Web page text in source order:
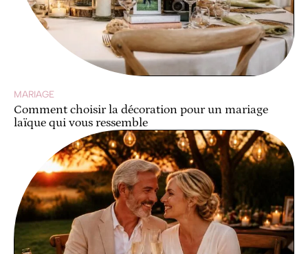
MARIAGE
Comment choisir la décoration pour un mariage
laïque qui vous ressemble